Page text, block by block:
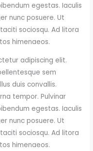
egestas. Iaculis
nunc posuere. Ut
sociosqu. Ad litora
himenaeos.
adipiscing elit.
sem
duis convallis.
tempor. Pulvinar
egestas. Iaculis
nunc posuere. Ut
sociosqu. Ad litora
himenaeos.